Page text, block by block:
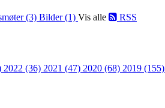
(3) Bilder (1) Vis alle RSS
2022 (36) 2021 (47) 2020 (68) 2019 (155)